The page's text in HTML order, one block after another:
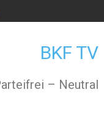
BKF TV
– Neutral